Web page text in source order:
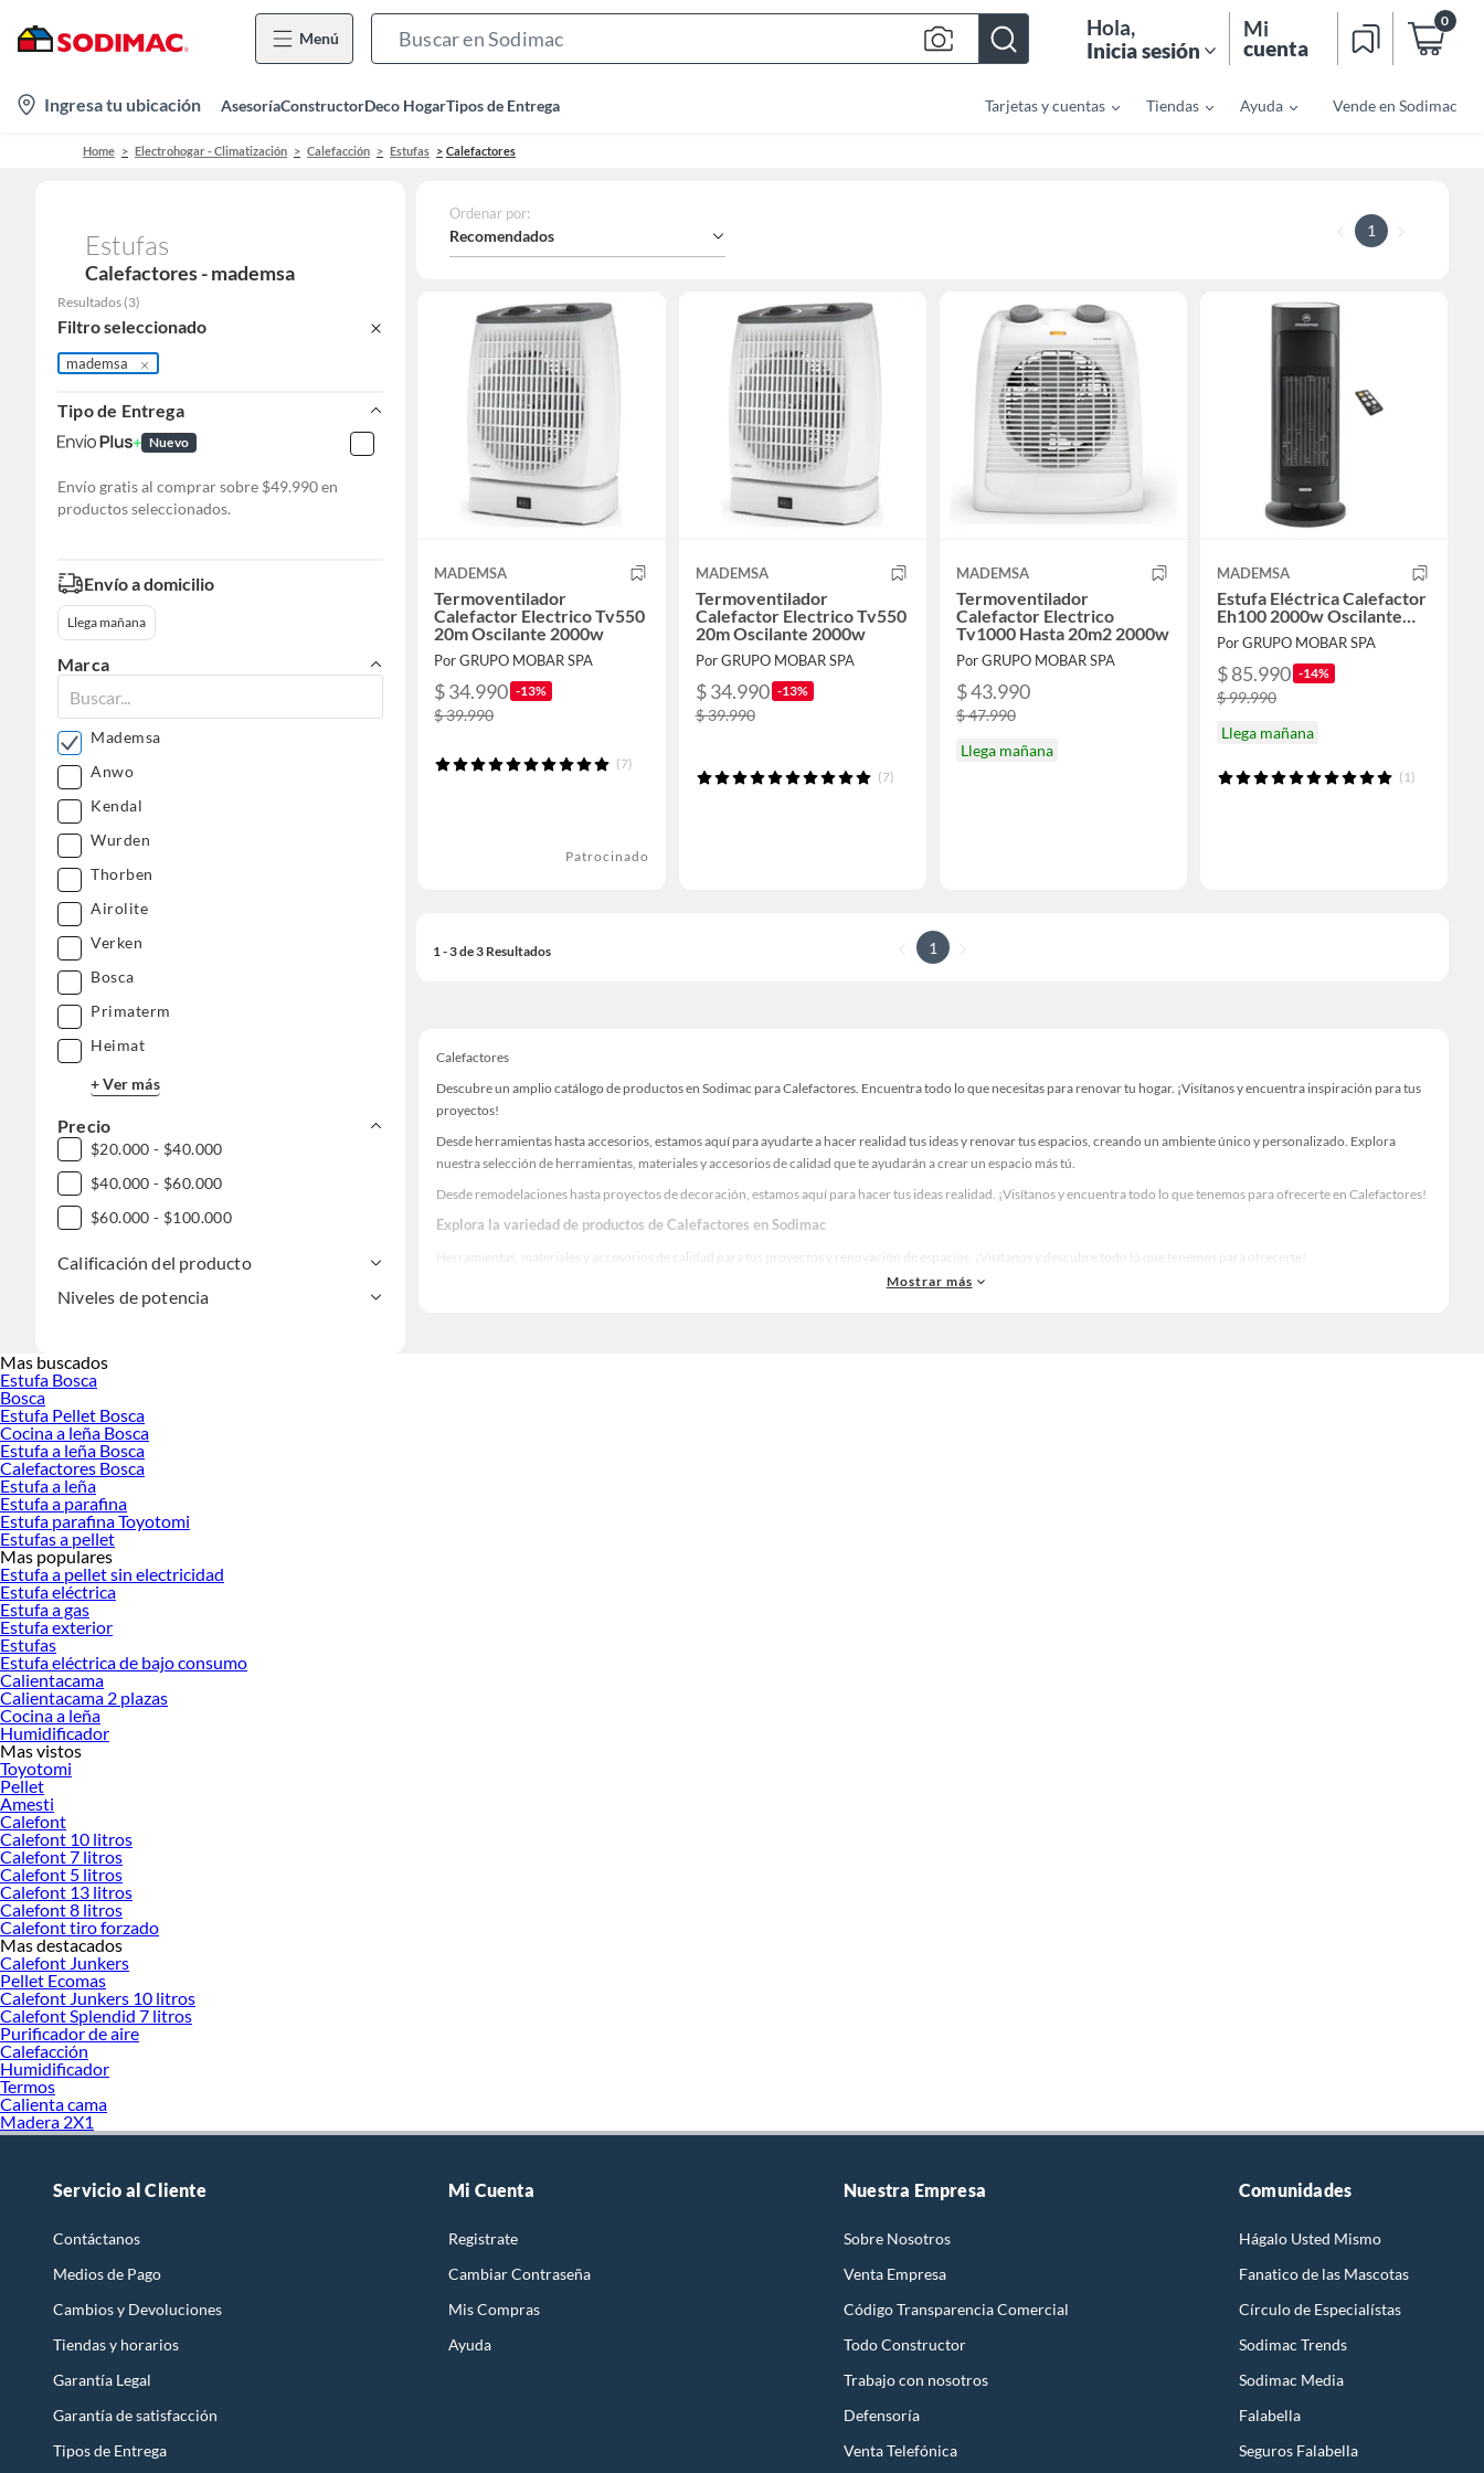
Menú
Bar
Hola,
Inicia sesión
Mi
cuenta
0
location-
icon
Ingresa tu ubicación AsesoríaConstructorDeco HogarTipos de Entrega Tarjetas y cuentas Tiendas Ayuda Vende en Sodimac
Home Electrohogar - Climatización Calefacción Estufas Calefactores
Estufas
Calefactores - mademsa
Resultados (3)
Filtro seleccionado
mademsa
Tipo de Entrega
Nuevo
Envío gratis al comprar sobre $49.990 en
productos seleccionados.
Envío a domicilio
Llega mañana
Marca
Mademsa
Anwo
Kendal
Wurden
Thorben
Airolite
Verken
Bosca
Primaterm
Heimat
+ Ver más
Precio
$20.000 - $40.000
$40.000 - $60.000
$60.000 - $100.000
Calificación del producto
Niveles de potencia
Ordenar por:
Recomendados 1
MADEMSA
Termoventilador
Calefactor Electrico Tv550
20m Oscilante 2000w
Por GRUPO MOBAR SPA
$ 34.990 -13%
$ 39.990
(7)
Patrocinado
MADEMSA
Termoventilador
Calefactor Electrico Tv550
20m Oscilante 2000w
Por GRUPO MOBAR SPA
$ 34.990 -13%
$ 39.990
(7)
MADEMSA
Termoventilador
Calefactor Electrico
Tv1000 Hasta 20m2 2000w
Por GRUPO MOBAR SPA
$ 43.990
$ 47.990
Llega mañana
MADEMSA
Estufa Eléctrica Calefactor
Eh100 2000w Oscilante…
Por GRUPO MOBAR SPA
$ 85.990 -14%
$ 99.990
Llega mañana
(1)
1 - 3 de 3 Resultados 1
Calefactores
Descubre un amplio catálogo de productos en Sodimac para Calefactores. Encuentra todo lo que necesitas para renovar tu hogar. ¡Visítanos y encuentra inspiración para tus
proyectos!
Desde herramientas hasta accesorios, estamos aquí para ayudarte a hacer realidad tus ideas y renovar tus espacios, creando un ambiente único y personalizado. Explora
nuestra selección de herramientas, materiales y accesorios de calidad que te ayudarán a crear un espacio más tú.
Desde remodelaciones hasta proyectos de decoración, estamos aquí para hacer tus ideas realidad. ¡Visítanos y encuentra todo lo que tenemos para ofrecerte en Calefactores!
Explora la variedad de productos de Calefactores en Sodimac
Herramientas, materiales y accesorios de calidad para tus proyectos y renovación de espacios. ¡Visítanos y descubre todo lo que tenemos para ofrecerte!
Encuentra una amplia variedad de productos de Calefactores en Sodimac. Encuentra todo lo necesario para tus proyectos de renovación y decoración. ¡Visítanos y haz tus
Mostrar más
Mas buscados
Estufa Bosca
Bosca
Estufa Pellet Bosca
Cocina a leña Bosca
Estufa a leña Bosca
Calefactores Bosca
Estufa a leña
Estufa a parafina
Estufa parafina Toyotomi
Estufas a pellet
Mas populares
Estufa a pellet sin electricidad
Estufa eléctrica
Estufa a gas
Estufa exterior
Estufas
Estufa eléctrica de bajo consumo
Calientacama
Calientacama 2 plazas
Cocina a leña
Humidificador
Mas vistos
Toyotomi
Pellet
Amesti
Calefont
Calefont 10 litros
Calefont 7 litros
Calefont 5 litros
Calefont 13 litros
Calefont 8 litros
Calefont tiro forzado
Mas destacados
Calefont Junkers
Pellet Ecomas
Calefont Junkers 10 litros
Calefont Splendid 7 litros
Purificador de aire
Calefacción
Humidificador
Termos
Calienta cama
Madera 2X1
Servicio al Cliente
Contáctanos
Medios de Pago
Cambios y Devoluciones
Tiendas y horarios
Garantía Legal
Garantía de satisfacción
Tipos de Entrega
Mi Cuenta
Registrate
Cambiar Contraseña
Mis Compras
Ayuda
Nuestra Empresa
Sobre Nosotros
Venta Empresa
Código Transparencia Comercial
Todo Constructor
Trabajo con nosotros
Defensoría
Venta Telefónica
Comunidades
Hágalo Usted Mismo
Fanatico de las Mascotas
Círculo de Especialístas
Sodimac Trends
Sodimac Media
Falabella
Seguros Falabella